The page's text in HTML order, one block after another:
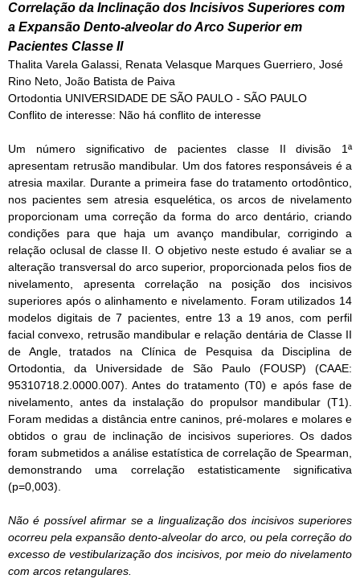
Correlação da Inclinação dos Incisivos Superiores com
a Expansão Dento-alveolar do Arco Superior em
Pacientes Classe II
Thalita Varela Galassi, Renata Velasque Marques Guerriero, José
Rino Neto, João Batista de Paiva
Ortodontia UNIVERSIDADE DE SÃO PAULO - SÃO PAULO
Conflito de interesse: Não há conflito de interesse
Um número significativo de pacientes classe II divisão 1ª
apresentam retrusão mandibular. Um dos fatores responsáveis é a
atresia maxilar. Durante a primeira fase do tratamento ortodôntico,
nos pacientes sem atresia esquelética, os arcos de nivelamento
proporcionam uma correção da forma do arco dentário, criando
condições para que haja um avanço mandibular, corrigindo a
relação oclusal de classe II. O objetivo neste estudo é avaliar se a
alteração transversal do arco superior, proporcionada pelos fios de
nivelamento, apresenta correlação na posição dos incisivos
superiores após o alinhamento e nivelamento. Foram utilizados 14
modelos digitais de 7 pacientes, entre 13 a 19 anos, com perfil
facial convexo, retrusão mandibular e relação dentária de Classe II
de Angle, tratados na Clínica de Pesquisa da Disciplina de
Ortodontia, da Universidade de São Paulo (FOUSP) (CAAE:
95310718.2.0000.007). Antes do tratamento (T0) e após fase de
nivelamento, antes da instalação do propulsor mandibular (T1).
Foram medidas a distância entre caninos, pré-molares e molares e
obtidos o grau de inclinação de incisivos superiores. Os dados
foram submetidos a análise estatística de correlação de Spearman,
demonstrando uma correlação estatisticamente significativa
(p=0,003).
Não é possível afirmar se a lingualização dos incisivos superiores
ocorreu pela expansão dento-alveolar do arco, ou pela correção do
excesso de vestibularização dos incisivos, por meio do nivelamento
com arcos retangulares.